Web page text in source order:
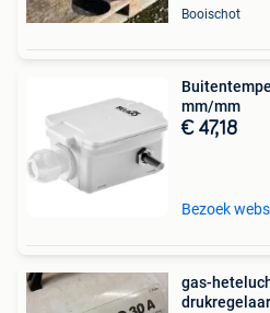
Booischot
mm/mm
€ 47,18
Bezoek
gas-